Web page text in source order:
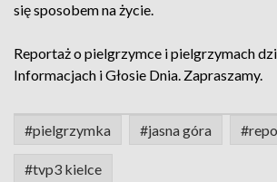
się sposobem na życie.
Reportaż o pielgrzymce i pielgrzymach
Informacjach i Głosie Dnia. Zapraszamy.
#pielgrzymka #jasna góra
#tvp3 kielce